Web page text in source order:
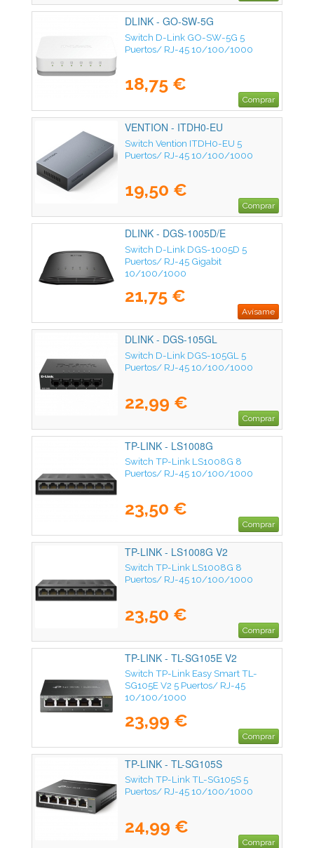
DLINK - GO-SW-5G
Switch D-Link GO-SW-5G 5
Puertos/ RJ-45 10/100/1000
18,75 €
Comprar
VENTION - ITDH0-EU
Switch Vention ITDH0-EU 5
Puertos/ RJ-45 10/100/1000
19,50 €
Comprar
DLINK - DGS-1005D/E
Switch D-Link DGS-1005D 5
Puertos/ RJ-45 Gigabit
10/100/1000
21,75 €
Avísame
DLINK - DGS-105GL
Switch D-Link DGS-105GL 5
Puertos/ RJ-45 10/100/1000
22,99 €
Comprar
TP-LINK - LS1008G
Switch TP-Link LS1008G 8
Puertos/ RJ-45 10/100/1000
23,50 €
Comprar
TP-LINK - LS1008G V2
Switch TP-Link LS1008G 8
Puertos/ RJ-45 10/100/1000
23,50 €
Comprar
TP-LINK - TL-SG105E V2
Switch TP-Link Easy Smart TL-
SG105E V2 5 Puertos/ RJ-45
10/100/1000
23,99 €
Comprar
TP-LINK - TL-SG105S
Switch TP-Link TL-SG105S 5
Puertos/ RJ-45 10/100/1000
24,99 €
Comprar